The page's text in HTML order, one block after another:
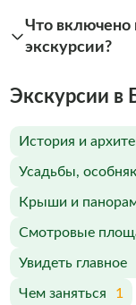
Что включено
экскурсии?
Экскурсии в
История и
Усадьбы,
Крыши и
Смотровые
Увидеть главное
Чем заняться 1